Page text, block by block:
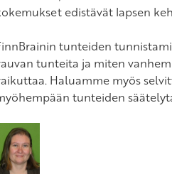
edistävät lapsen
tunteiden
tunteita ja miten
Haluamme myös
tunteiden